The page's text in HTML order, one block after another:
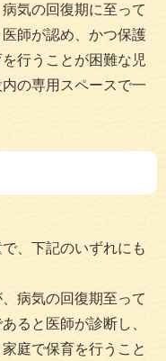
気の回復期に至って
師が認め、かつ保護
行うことが困難な児
の専用スペースで一
、下記のいずれにも
病気の回復期至って
ると医師が診断し、
庭で保育を行うこと